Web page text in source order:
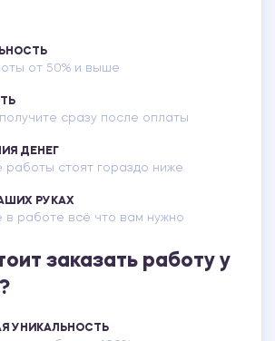
от 50% и выше
сразу после оплаты
ДЕНЕГ
работы стоят гораздо ниже
РУКАХ
в работе всё что вам нужно
заказать работу у
УНИКАЛЬНОСТЬ